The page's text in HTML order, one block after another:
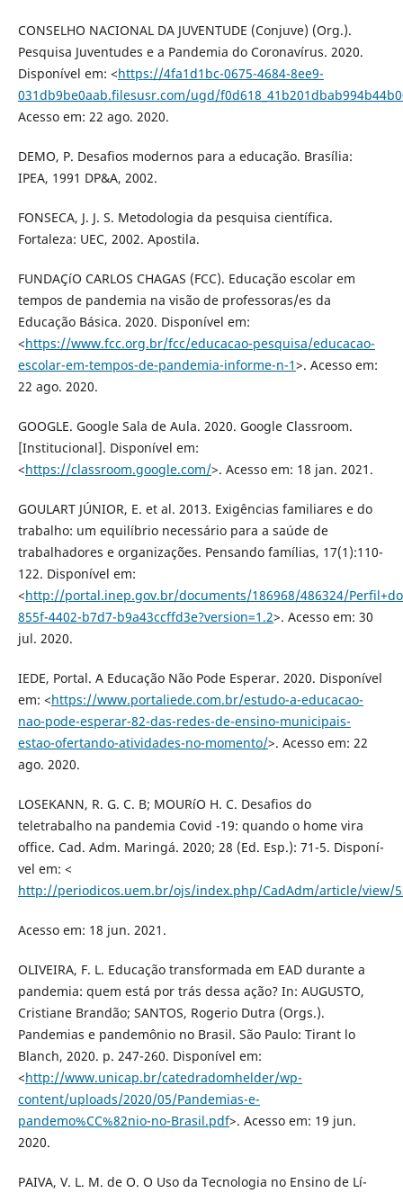
CONSELHO NACIONAL DA JUVENTUDE (Conjuve) (Org.).
Pesquisa Juventudes e a Pandemia do Coronaví­rus. 2020.
Disponí­vel em: <https://4fa1d1bc-0675-4684-8ee9-
031db9be0aab.filesusr.com/ugd/
Acesso em: 22 ago. 2020.
DEMO, P. Desafios modernos para a educação. Brasí­lia:
IPEA, 1991 DP&A, 2002.
FONSECA, J. J. S. Metodologia da pesquisa cientí­fica.
Fortaleza: UEC, 2002. Apostila.
FUNDAÇíO CARLOS CHAGAS (FCC). Educação escolar em
tempos de pandemia na visão de professoras/es da
Educação Básica. 2020. Disponí­vel em:
<https://www.fcc.org.br/fcc/educacao-pesquisa/educacao-
escolar-em-tempos-de-pandemia-informe-n-1>. Acesso em:
22 ago. 2020.
GOOGLE. Google Sala de Aula. 2020. Google Classroom.
[Institucional]. Disponí­vel em:
<https://classroom.google.com/>. Acesso em: 18 jan. 2021.
GOULART JÚNIOR, E. et al. 2013. Exigências familiares e do
trabalho: um equilí­brio necessário para a saúde de
trabalhadores e organizações. Pensando famí­lias, 17(1):110-
122. Disponí­vel em:
<http://portal.inep.gov.br/documents/186968/486324/
855f-4402-b7d7-b9a43ccffd3e?version=1.2>. Acesso em: 30
jul. 2020.
IEDE, Portal. A Educação Não Pode Esperar. 2020. Disponí­vel
em: <https://www.portaliede.com.br/estudo-a-educacao-
nao-pode-esperar-82-das-redes-de-ensino-municipais-
estao-ofertando-atividades-no-momento/>. Acesso em: 22
ago. 2020.
LOSEKANN, R. G. C. B; MOURíO H. C. Desafios do
teletrabalho na pandemia Covid -19: quando o home vira
office. Cad. Adm. Maringá. 2020; 28 (Ed. Esp.): 71-5. Disponí­
vel em: <
http://periodicos.uem.br/ojs/index.php/CadAdm/article/view/
Acesso em: 18 jun. 2021.
OLIVEIRA, F. L. Educação transformada em EAD durante a
pandemia: quem está por trás dessa ação? In: AUGUSTO,
Cristiane Brandão; SANTOS, Rogerio Dutra (Orgs.).
Pandemias e pandemônio no Brasil. São Paulo: Tirant lo
Blanch, 2020. p. 247-260. Disponí­vel em:
<http://www.unicap.br/catedradomhelder/wp-
content/uploads/2020/05/Pandemias-e-
pandemo%CC%82nio-no-Brasil.pdf>. Acesso em: 19 jun.
2020.
PAIVA, V. L. M. de O. O Uso da Tecnologia no Ensino de Lí­